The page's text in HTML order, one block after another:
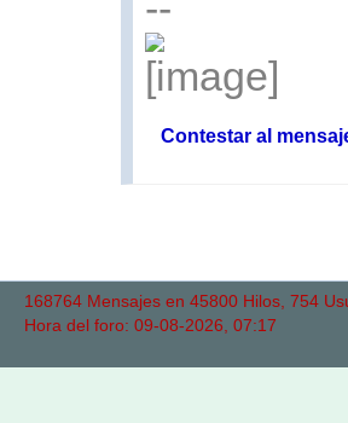
Contestar al
168764 Mensajes en 45800 Hilos, 754
Hora del foro: 09-08-2026, 07:17